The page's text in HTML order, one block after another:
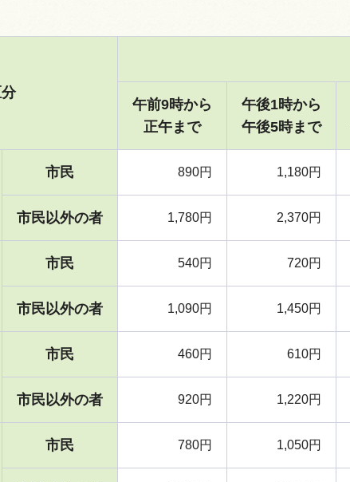
分
午前9時から
正午まで
午後1時から
午後5時まで
市民 890円 1,180円
市民以外の者 1,780円 2,370円
市民 540円 720円
市民以外の者 1,090円 1,450円
市民 460円 610円
市民以外の者 920円 1,220円
市民 780円 1,050円